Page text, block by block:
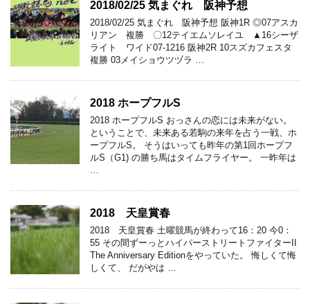
2018/02/25 気まぐれ 阪神予想
2018/02/25 気まぐれ 阪神予想 阪神1R ◎07アスカ
リアン 複勝 〇12テイエムソレイユ ▲16シーザ
ライト ワイド07-1216 阪神2R 10スズカフェスタ
複勝 03メイショウツヅラ …
2018 ホープフルS
2018 ホープフルS おっさんの恋には未来がない。
ということで、未来ある若駒の来年を占う一戦、ホ
ープフルS。 そうはいっても昨年の第1回ホープフ
ルS（G1) の勝ち馬はタイムフライヤー。 一昨年は
…
2018 天皇賞春
2018 天皇賞春 土曜競馬が終わって16：20 今0：
55 その間ずーっとハイパーストリートファイターII
The Anniversary Editionをやっていた。 悔しくて悔
しくて、 だがやは …